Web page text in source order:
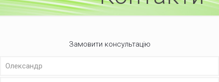
Замовити консультацію